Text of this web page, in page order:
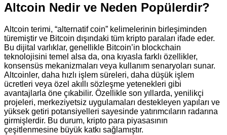
Altcoin Nedir ve Neden Popülerdir?
Altcoin terimi, “alternatif coin” kelimelerinin birleşiminden
türemiştir ve Bitcoin dışındaki tüm kripto paraları ifade eder.
Bu dijital varlıklar, genellikle Bitcoin’in blockchain
teknolojisini temel alsa da, ona kıyasla farklı özellikler,
konsensüs mekanizmaları veya kullanım senaryoları sunar.
Altcoinler, daha hızlı işlem süreleri, daha düşük işlem
ücretleri veya özel akıllı sözleşme yetenekleri gibi
avantajlarla öne çıkabilir. Özellikle son yıllarda, yenilikçi
projeleri, merkeziyetsiz uygulamaları destekleyen yapıları ve
yüksek getiri potansiyelleri sayesinde yatırımcıların radarına
girmişlerdir. Bu durum, kripto para piyasasının
çeşitlenmesine büyük katkı sağlamıştır.